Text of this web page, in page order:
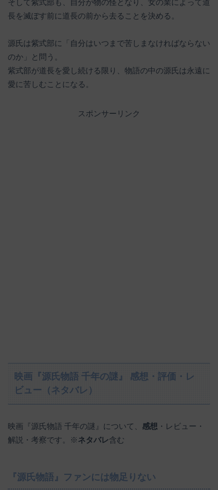
そして紫式部も、自分が物の怪となり、女の業によって道
長を滅ぼす前に道長の前から去ることを決める。
源氏は紫式部に「自分はいつまで苦しまなければならない
のか」と問う。
紫式部が道長を愛し続ける限り、物語の中の源氏は永遠に
愛に苦しむことになる。
スポンサーリンク
映画『源氏物語 千年の謎』 感想・評価・レ
ビュー（ネタバレ）
映画『源氏物語 千年の謎』について、 感想 ・レビュー・
解説・考察です。※ネタバレ含む
『源氏物語』ファンには物足りない